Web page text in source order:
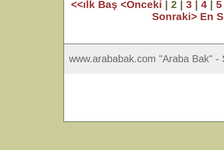
<<ılk Baş <Önceki | 2 | 3 | 4 | 5
Sonraki> En
www.arababak.com "Araba Bak"